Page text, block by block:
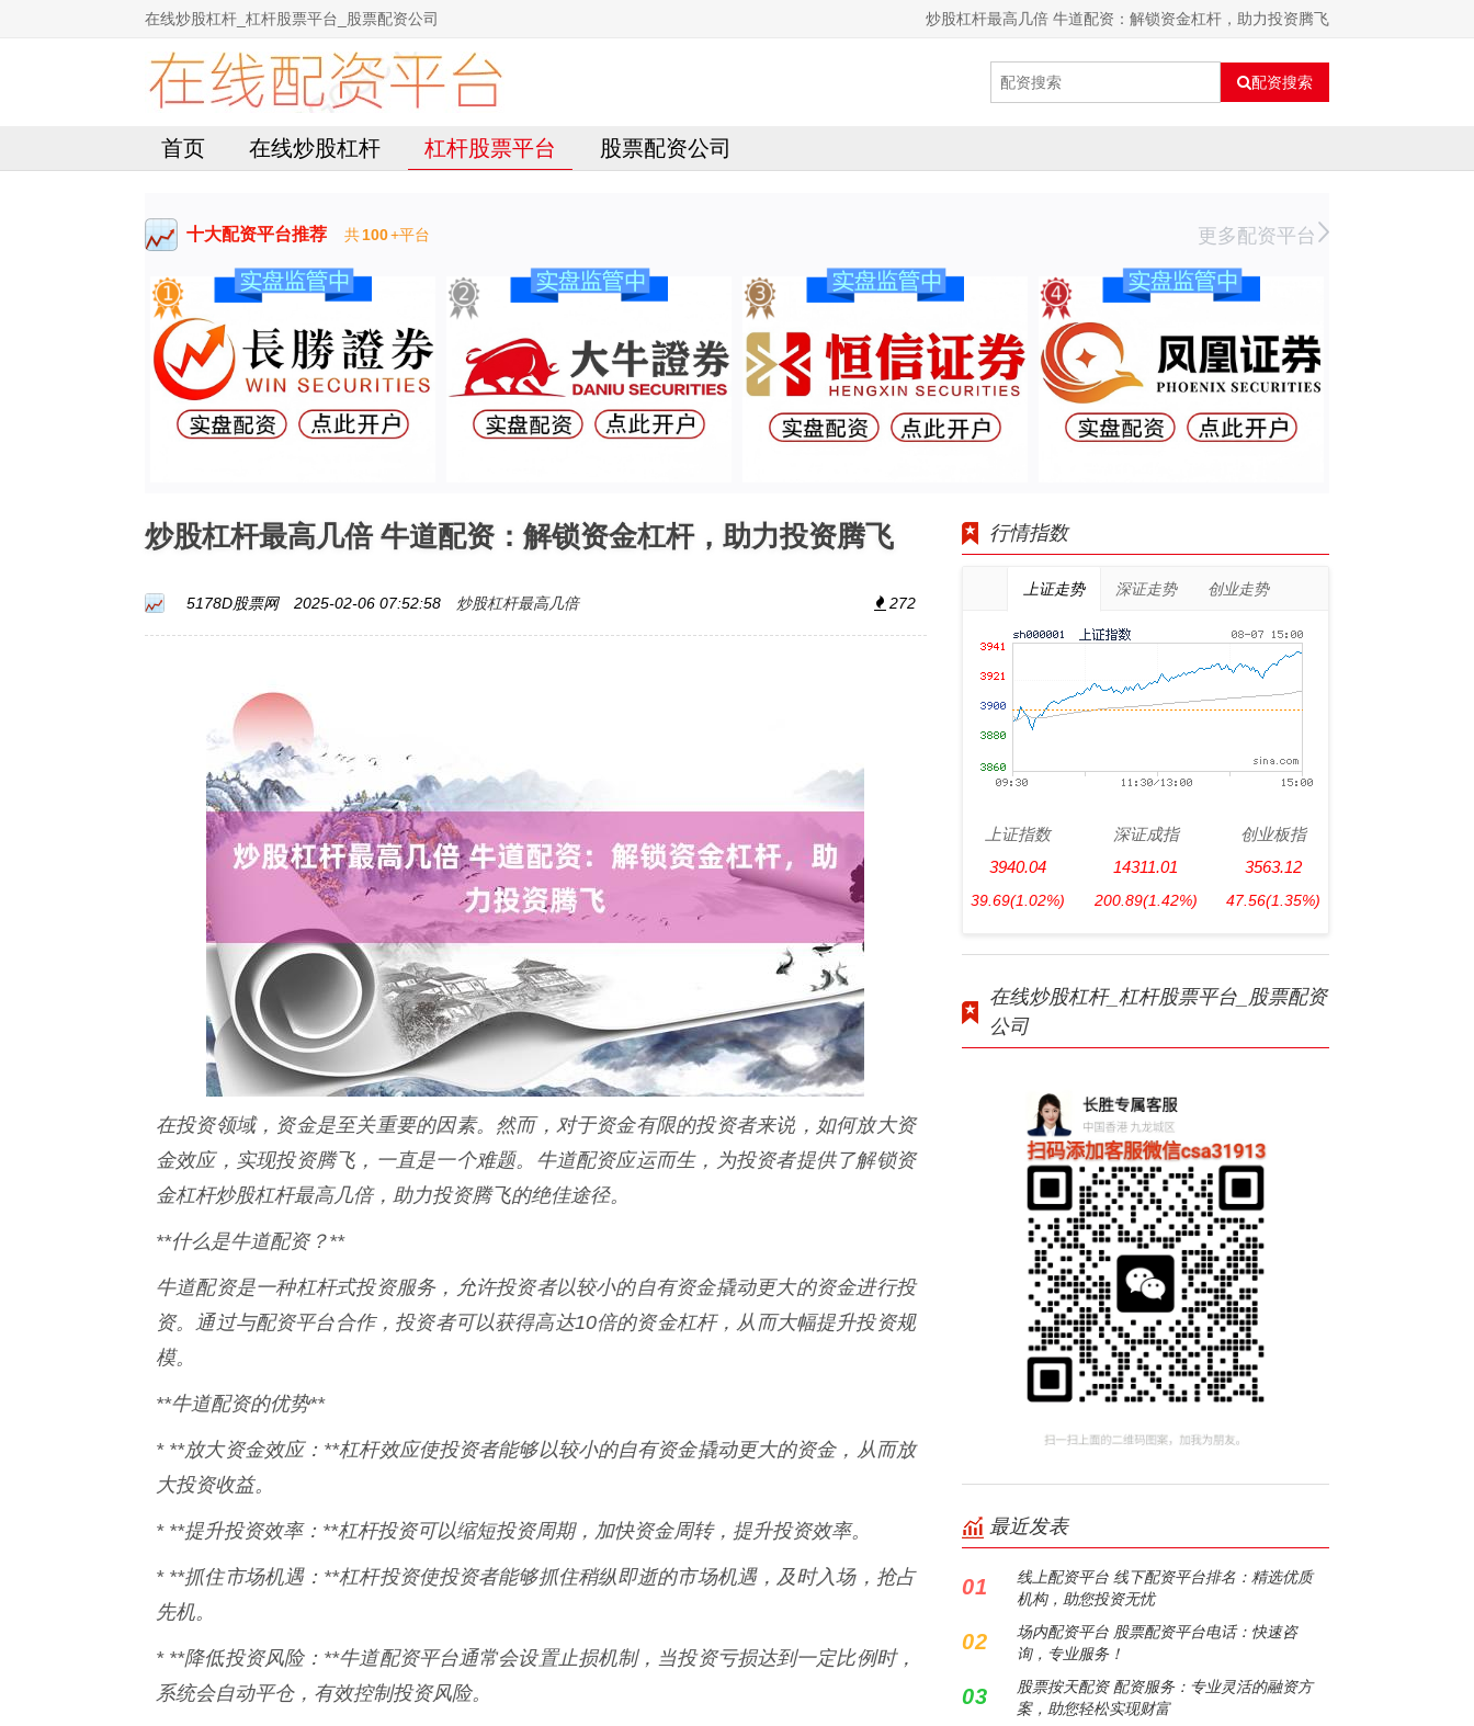
在线炒股杠杆_杠杆股票平台_股票配资公司 炒股杠杆最高几倍 牛道配资：解锁资金杠杆，助力投资腾飞
配资搜索
首页 在线炒股杠杆 杠杆股票平台 股票配资公司
十大配资平台推荐 共100+平台 更多配资平台
炒股杠杆最高几倍 牛道配资：解锁资金杠杆，助力投资腾飞
5178D股票网 2025-02-06 07:52:58 炒股杠杆最高几倍 272
在投资领域，资金是至关重要的因素。然而，对于资金有限的投资者来说，如何放大资
金效应，实现投资腾飞，一直是一个难题。牛道配资应运而生，为投资者提供了解锁资
金杠杆炒股杠杆最高几倍，助力投资腾飞的绝佳途径。
**什么是牛道配资？**
牛道配资是一种杠杆式投资服务，允许投资者以较小的自有资金撬动更大的资金进行投
资。通过与配资平台合作，投资者可以获得高达10倍的资金杠杆，从而大幅提升投资规
模。
**牛道配资的优势**
* **放大资金效应：**杠杆效应使投资者能够以较小的自有资金撬动更大的资金，从而放
大投资收益。
* **提升投资效率：**杠杆投资可以缩短投资周期，加快资金周转，提升投资效率。
* **抓住市场机遇：**杠杆投资使投资者能够抓住稍纵即逝的市场机遇，及时入场，抢占
先机。
* **降低投资风险：**牛道配资平台通常会设置止损机制，当投资亏损达到一定比例时，
系统会自动平仓，有效控制投资风险。
行情指数
上证走势 深证走势 创业走势
上证指数
3940.04
39.69(1.02%)
深证成指
14311.01
200.89(1.42%)
创业板指
3563.12
47.56(1.35%)
在线炒股杠杆_杠杆股票平台_股票配资
公司
最近发表
01
线上配资平台 线下配资平台排名：精选优质
机构，助您投资无忧
02
场内配资平台 股票配资平台电话：快速咨
询，专业服务！
03
股票按天配资 配资服务：专业灵活的融资方
案，助您轻松实现财富